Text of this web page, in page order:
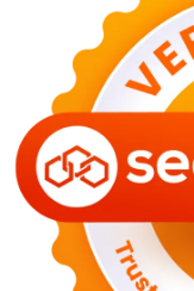
NASIONAL
PLN
Akibat
29 Juni 2026
KEUANGAN
Harga
Sama-
GAYA HIDUP
Sinopsis